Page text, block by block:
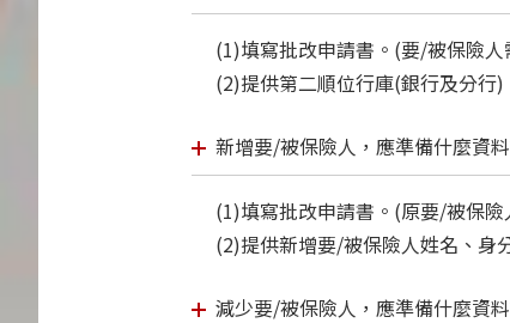
(1)填寫批改申請書。(要/被保險人
(2)提供第二順位行庫(銀行及分行
新增要/被保險人，應準備什麼資
(1)填寫批改申請書。(原要/被保
(2)提供新增要/被保險人姓名、身
減少要/被保險人，應準備什麼資